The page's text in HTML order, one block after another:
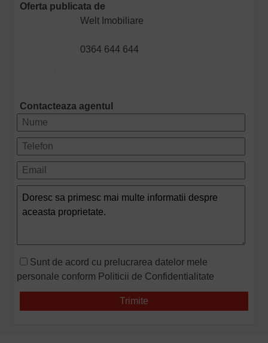
Oferta publicata de
Welt Imobiliare
0364 644 644
Contacteaza agentul
Sunt de acord cu prelucrarea datelor mele
personale conform Politicii de Confidentialitate